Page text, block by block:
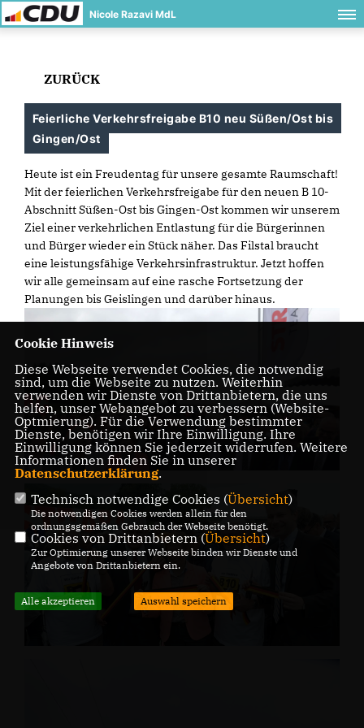
Nicole Razavi MdL
ZURÜCK
Feierliche Verkehrsfreigabe B10 neu Süßen/Ost bis
Gingen/Ost
Heute ist ein Freudentag für unsere gesamte Raumschaft!
Mit der feierlichen Verkehrsfreigabe für den neuen B 10-
Abschnitt Süßen-Ost bis Gingen-Ost kommen wir unserem
Ziel einer verkehrlichen Entlastung für die Bürgerinnen
und Bürger wieder ein Stück näher. Das Filstal braucht
eine leistungsfähige Verkehrsinfrastruktur. Jetzt hoffen
wir alle gemeinsam auf eine rasche Fortsetzung der
Planungen bis Geislingen und darüber hinaus.
Cookie Hinweis
Diese Webseite verwendet Cookies, die notwendig
sind, um die Webseite zu nutzen. Weiterhin
verwenden wir Dienste von Drittanbietern, die uns
helfen, unser Webangebot zu verbessern (Website-
Optmierung). Für die Verwendung bestimmter
Dienste, benötigen wir Ihre Einwilligung. Ihre
Einwilligung können Sie jederzeit widerrufen. Weitere
Informationen finden Sie in unserer
Datenschutzerklärung.
Technisch notwendige Cookies (Übersicht)
Die notwendigen Cookies werden allein für den
ordnungsgemäßen Gebrauch der Webseite benötigt.
Cookies von Drittanbietern (Übersicht)
Zur Optimierung unserer Webseite binden wir Dienste und
Angebote von Drittanbietern ein.
Alle akzeptieren Auswahl speichern